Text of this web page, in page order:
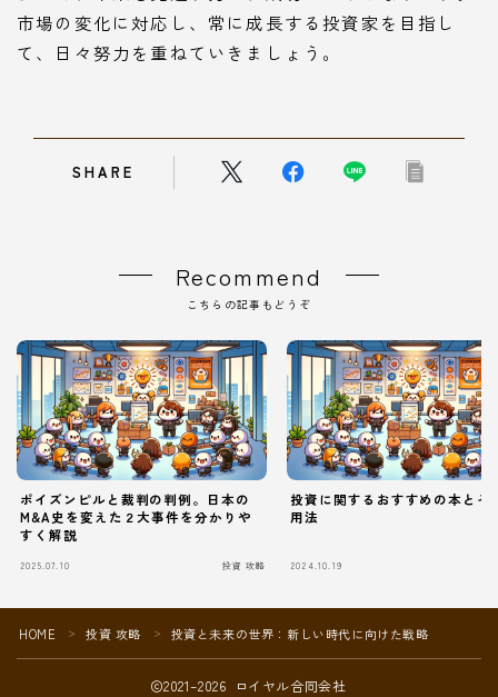
市場の変化に対応し、常に成長する投資家を目指し
て、日々努力を重ねていきましょう。
SHARE
Recommend
こちらの記事もどうぞ
ポイズンピルと裁判の判例。日本の
M&A史を変えた２大事件を分かりや
すく解説
2025.07.10 投資 攻略
投資に関するおすすめの本とそ
用法
2024.10.19
HOME ＞ 投資 攻略 ＞ 投資と未来の世界：新しい時代に向けた戦略
2021–2026 ロイヤル合同会社